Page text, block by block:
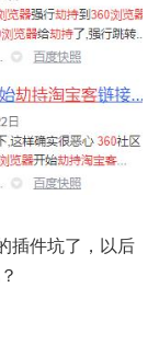
插件坑了，以后